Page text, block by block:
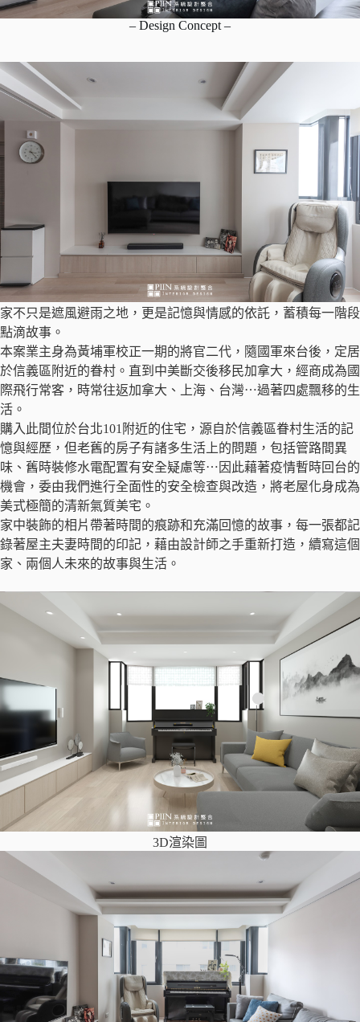
– Design Concept –
家不只是遮風避雨之地，更是記憶與情感的依託，蓄積每一階段
點滴故事。
本案業主身為黃埔軍校正一期的將官二代，隨國軍來台後，定居
於信義區附近的眷村。直到中美斷交後移民加拿大，經商成為國
際飛行常客，時常往返加拿大、上海、台灣⋯過著四處飄移的生
活。
購入此間位於台北101附近的住宅，源自於信義區眷村生活的記
憶與經歷，但老舊的房子有諸多生活上的問題，包括管路間異
味、舊時裝修水電配置有安全疑慮等⋯因此藉著疫情暫時回台的
機會，委由我們進行全面性的安全檢查與改造，將老屋化身成為
美式極簡的清新氣質美宅。
家中裝飾的相片帶著時間的痕跡和充滿回憶的故事，每一張都記
錄著屋主夫妻時間的印記，藉由設計師之手重新打造，續寫這個
家、兩個人未來的故事與生活。
3D渲染圖